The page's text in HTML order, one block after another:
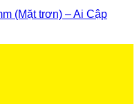
(Mặt trơn) – Ai Cập